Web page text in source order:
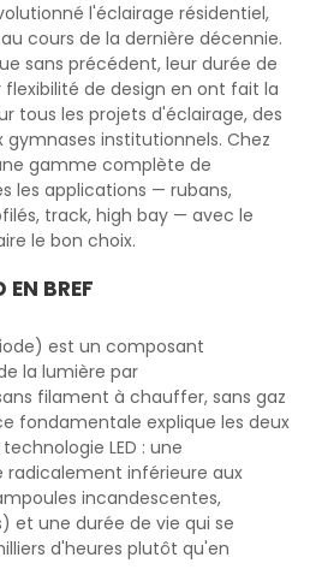
l'éclairage résidentiel,
cours de la dernière décennie.
sans précédent, leur durée de
de design en ont fait la
tous les projets d'éclairage, des
gymnases institutionnels. Chez
gamme complète de
les applications — rubans,
track, high bay — avec le
le bon choix.
EN BREF
est un composant
la lumière par
filament à chauffer, sans gaz
fondamentale explique les deux
LED : une
inférieure aux
incandescentes,
et une durée de vie qui se
d'heures plutôt qu'en